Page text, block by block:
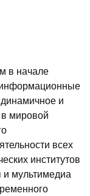
в начале
информационные
динамичное и
мировой
всех
институтов
мультимедиа